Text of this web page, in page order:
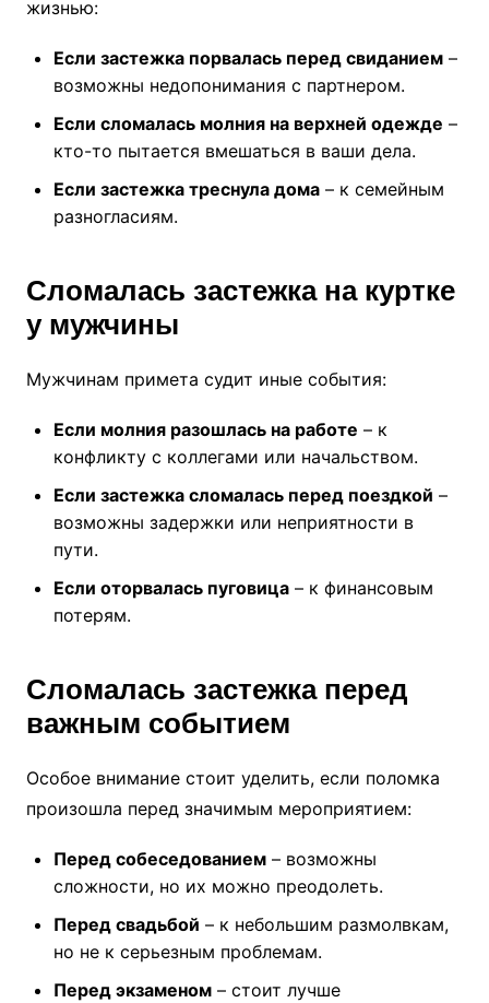
жизнью:
Если застежка порвалась перед свиданием–
возможны недопонимания с партнером.
Если сломалась молния на верхней одежде –
кто-то пытается вмешаться в ваши дела.
Если застежка треснула дома– к семейным
разногласиям.
Сломалась застежка на куртке
у мужчины
Мужчинам примета судит иные события:
Если молния разошлась на работе – к
конфликту с коллегами или начальством.
Если застежка сломалась перед поездкой –
возможны задержки или неприятности в
пути.
Если оторвалась пуговица– к финансовым
потерям.
Сломалась застежка перед
важным событием
Особое внимание стоит уделить, если поломка
произошла перед значимым мероприятием:
Перед собеседованием– возможны
сложности, но их можно преодолеть.
Перед свадьбой – к небольшим размолвкам,
но не к серьезным проблемам.
Перед экзаменом– стоит лучше